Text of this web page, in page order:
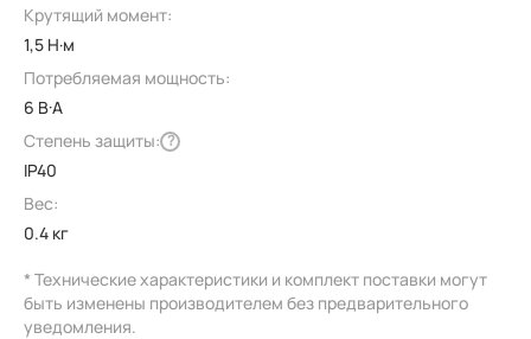
Крутящий момент:
1,5 Н·м
Потребляемая мощность:
6 В·А
Степень защиты: ?
IP40
Вес:
0.4 кг
* Технические характеристики и комплект поставки могут
быть изменены производителем без предварительного
уведомления.